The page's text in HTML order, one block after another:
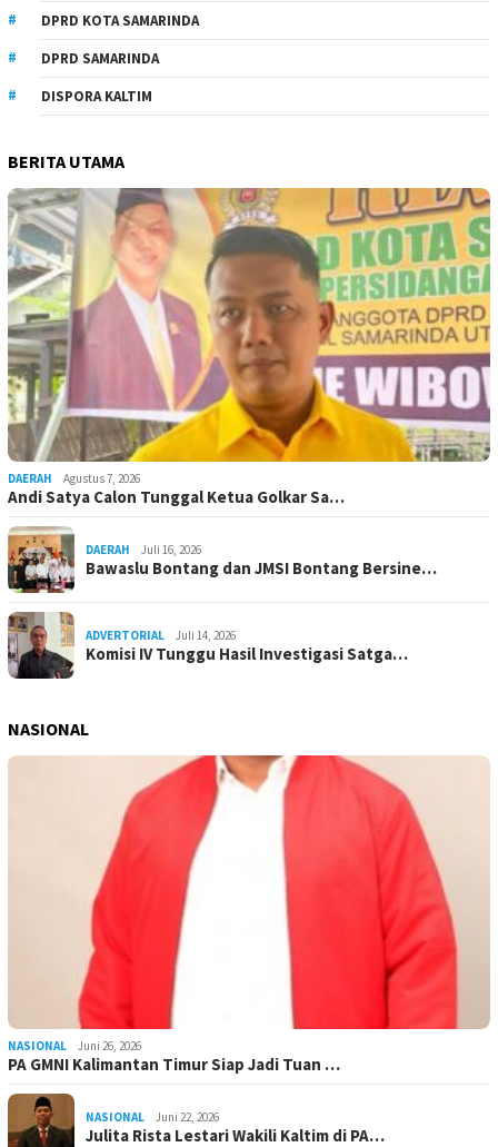
DPRD KOTA SAMARINDA
DPRD SAMARINDA
DISPORA KALTIM
BERITA UTAMA
DAERAH Agustus 7, 2026
Andi Satya Calon Tunggal Ketua Golkar Sa…
DAERAH Juli 16, 2026
Bawaslu Bontang dan JMSI Bontang Bersine…
ADVERTORIAL Juli 14, 2026
Komisi IV Tunggu Hasil Investigasi Satga…
NASIONAL
NASIONAL Juni 26, 2026
PA GMNI Kalimantan Timur Siap Jadi Tuan …
NASIONAL Juni 22, 2026
Julita Rista Lestari Wakili Kaltim di PA…